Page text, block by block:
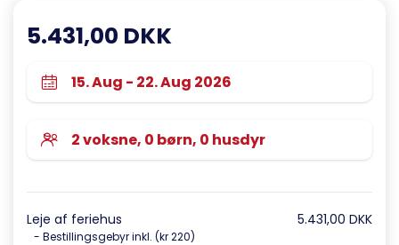
5.431,00 DKK
Leje af feriehus
- Bestillingsgebyr inkl. (kr 220)
5.431,00 DKK